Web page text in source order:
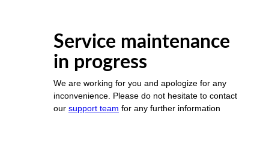
Service maintenance
in progress
We are working for you and apologize for any
inconvenience. Please do not hesitate to contact
our support team for any further information